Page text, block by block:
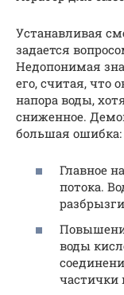
Устанавливая
задается
Недопонимая
его, считая, что
напора воды,
сниженное.
большая ошибка:
Главное
потока.
воды
частички